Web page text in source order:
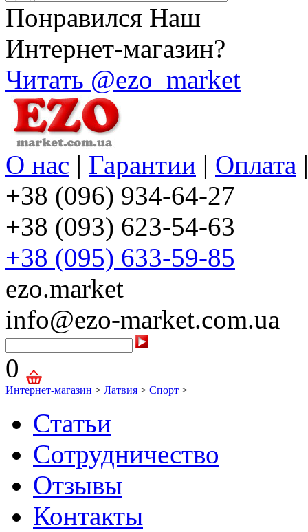
Понравился Наш
Интернет-магазин?
Читать @ezo_market
О нас | Гарантии | Оплата
+38 (096) 934-64-27
+38 (093) 623-54-63
+38 (095) 633-59-85
ezo.market
info@ezo-market.com.ua
0
Интернет-магазин > Латвия > Спорт >
Статьи
Сотрудничество
Отзывы
Контакты